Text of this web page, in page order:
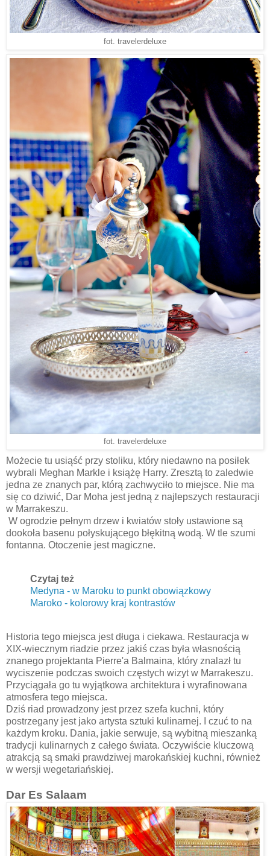
fot. travelerdeluxe
fot. travelerdeluxe
Możecie tu usiąść przy stoliku, który niedawno na posiłek
wybrali Meghan Markle i książę Harry. Zresztą to zaledwie
jedna ze znanych par, którą zachwyciło to miejsce. Nie ma
się co dziwić, Dar Moha jest jedną z najlepszych restauracji
w Marrakeszu.
W ogrodzie pełnym drzew i kwiatów stoły ustawione są
dookoła basenu połyskującego błękitną wodą. W tle szumi
fontanna. Otoczenie jest magiczne.
Czytaj też
Medyna - w Maroku to punkt obowiązkowy
Maroko - kolorowy kraj kontrastów
Historia tego miejsca jest długa i ciekawa. Restauracja w
XIX-wiecznym riadzie przez jakiś czas była własnością
znanego projektanta Pierre'a Balmaina, który znalazł tu
wyciszenie podczas swoich częstych wizyt w Marrakeszu.
Przyciągała go tu wyjątkowa architektura i wyrafinowana
atmosfera tego miejsca.
Dziś riad prowadzony jest przez szefa kuchni, który
postrzegany jest jako artysta sztuki kulinarnej. I czuć to na
każdym kroku. Dania, jakie serwuje, są wybitną mieszanką
tradycji kulinarnych z całego świata. Oczywiście kluczową
atrakcją są smaki prawdziwej marokańskiej kuchni, również
w wersji wegetariańskiej.
Dar Es Salaam